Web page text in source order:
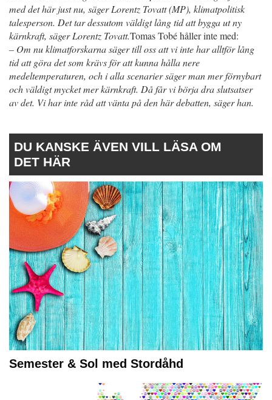
med det här just nu, säger Lorentz Tovatt (MP), klimatpolitisk
talesperson. Det tar dessutom väldigt lång tid att bygga ut ny
kärnkraft, säger Lorentz Tovatt.Tomas Tobé håller inte med:
– Om nu klimatforskarna säger till oss att vi inte har alltför lång
tid att göra det som krävs för att kunna hålla nere
medeltemperaturen, och i alla scenarier säger man mer förnybart
och väldigt mycket mer kärnkraft. Då får vi börja dra slutsatser
av det. Vi har inte råd att vänta på den här debatten, säger han.
DU KANSKE ÄVEN VILL LÄSA OM
DET HÄR
Semester & Sol med Stordåhd